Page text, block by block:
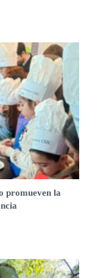
promueven la